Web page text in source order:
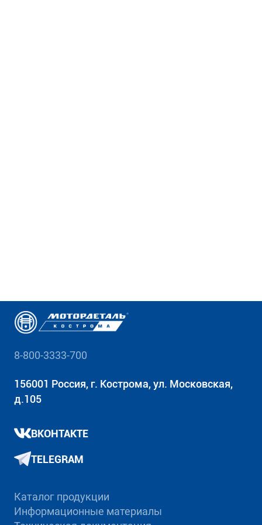
8-800-3333-700
156001 Россия, г. Кострома, ул. Московская,
д.105
ВКОНТАКТЕ
TELEGRAM
Каталог продукции
Информационные материалы